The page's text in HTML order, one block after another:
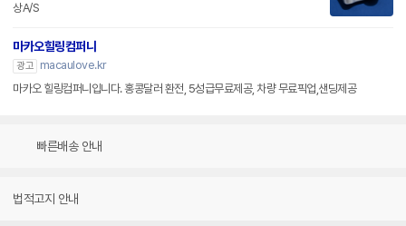
상A/S
마카오힐링컴퍼니
광고
macaulove.kr
마카오 힐링컴퍼니입니다. 홍콩달러 환전, 5성급무료제공, 차량 무료픽업,샌딩제공
빠른배송 안내
법적고지 안내